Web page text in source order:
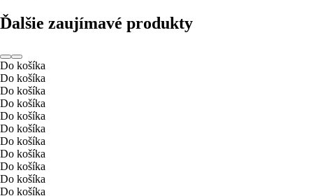
Ďalšie zaujímavé produkty
Do košíka
Do košíka
Do košíka
Do košíka
Do košíka
Do košíka
Do košíka
Do košíka
Do košíka
Do košíka
Do košíka